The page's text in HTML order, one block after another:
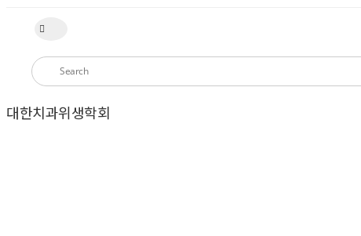
대한치과위생학회